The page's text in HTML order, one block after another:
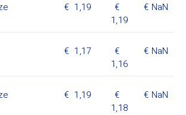
1,19
1,19
NaN
1,17
1,16
NaN
1,19
1,18
NaN